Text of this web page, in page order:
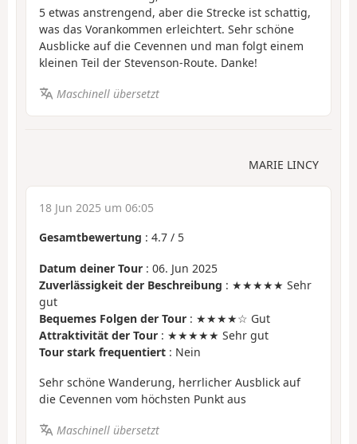
5 etwas anstrengend, aber die Strecke ist schattig,
was das Vorankommen erleichtert. Sehr schöne
Ausblicke auf die Cevennen und man folgt einem
kleinen Teil der Stevenson-Route. Danke!
Maschinell übersetzt
MARIE LINCY
18 Jun 2025 um 06:05
Gesamtbewertung : 4.7 / 5
Datum deiner Tour : 06. Jun 2025
Zuverlässigkeit der Beschreibung : ★★★★★ Sehr
gut
Bequemes Folgen der Tour : ★★★★☆ Gut
Attraktivität der Tour : ★★★★★ Sehr gut
Tour stark frequentiert : Nein
Sehr schöne Wanderung, herrlicher Ausblick auf
die Cevennen vom höchsten Punkt aus
Maschinell übersetzt